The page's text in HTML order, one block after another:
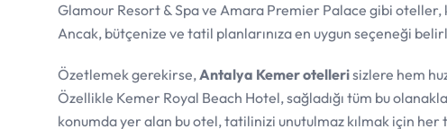
Glamour Resort & Spa ve Amara Premier Palace gibi
Ancak, bütçenize ve tatil planlarınıza en uygun seçeneği
Özetlemek gerekirse,Antalya Kemer otellerisizlere hem
Özellikle Kemer Royal Beach Hotel, sağladığı tüm bu
konumda yer alan bu otel, tatilinizi unutulmaz kılmak için her